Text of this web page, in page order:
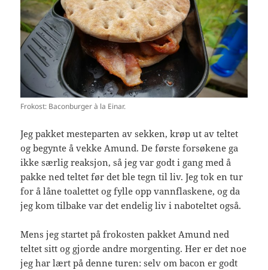
Frokost: Baconburger à la Einar.
Jeg pakket mesteparten av sekken, krøp ut av teltet
og begynte å vekke Amund. De første forsøkene ga
ikke særlig reaksjon, så jeg var godt i gang med å
pakke ned teltet før det ble tegn til liv. Jeg tok en tur
for å låne toalettet og fylle opp vannflaskene, og da
jeg kom tilbake var det endelig liv i naboteltet også.
Mens jeg startet på frokosten pakket Amund ned
teltet sitt og gjorde andre morgenting. Her er det noe
jeg har lært på denne turen: selv om bacon er godt